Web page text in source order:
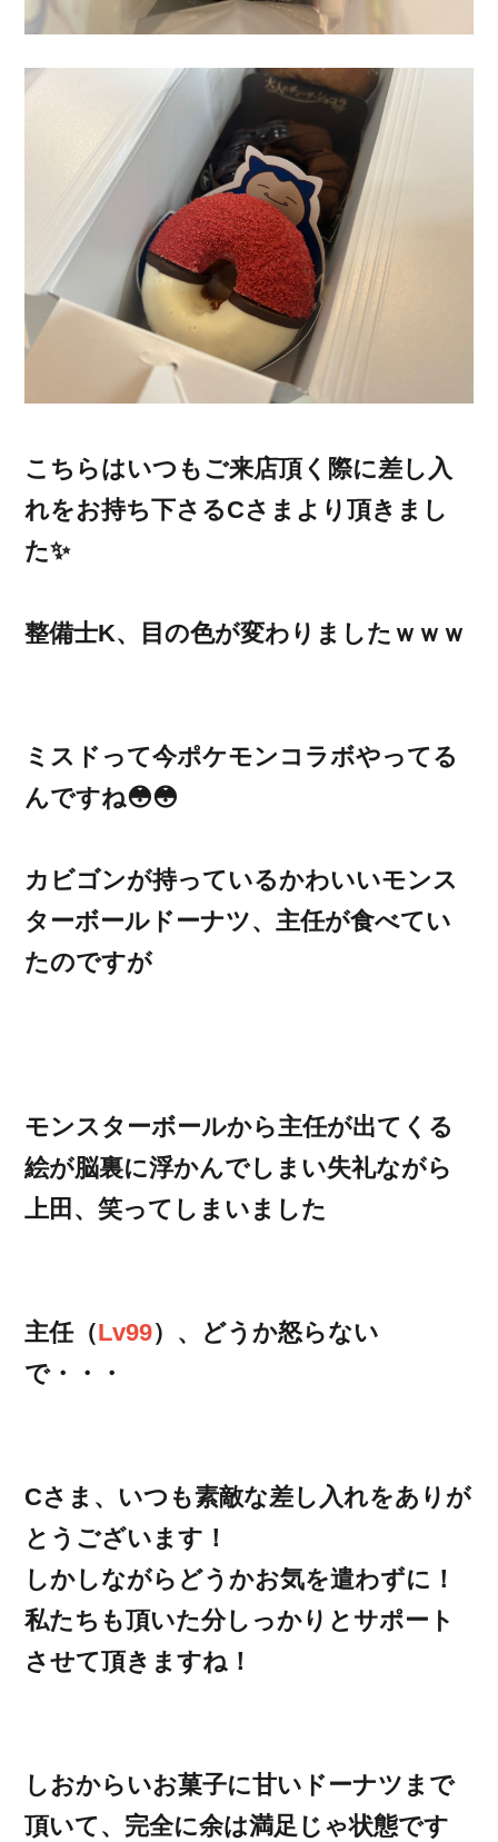
こちらはいつもご来店頂く際に差し入
れをお持ち下さるCさまより頂きまし
た✨
整備士K、目の色が変わりましたｗｗｗ
ミスドって今ポケモンコラボやってる
んですね😳😳
カビゴンが持っているかわいいモンス
ターボールドーナツ、主任が食べてい
たのですが
モンスターボールから主任が出てくる
絵が脳裏に浮かんでしまい失礼ながら
上田、笑ってしまいました
主任（Lv99）、どうか怒らない
で・・・
Cさま、いつも素敵な差し入れをありが
とうございます！
しかしながらどうかお気を遣わずに！
私たちも頂いた分しっかりとサポート
させて頂きますね！
しおからいお菓子に甘いドーナツまで
頂いて、完全に余は満足じゃ状態です